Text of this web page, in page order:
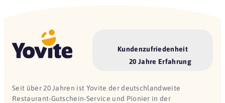
Kundenzufriedenheit
20 Jahre Erfahrung
Seit über 20 Jahren ist Yovite der deutschlandweite
Restaurant-Gutschein-Service und Pionier in der